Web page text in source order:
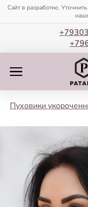
Сайт в разработке.
Пуховики